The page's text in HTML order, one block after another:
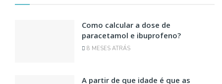
Como calcular a dose de
paracetamol e ibuprofeno?
8 MESES ATRÁS
A partir de que idade é que as